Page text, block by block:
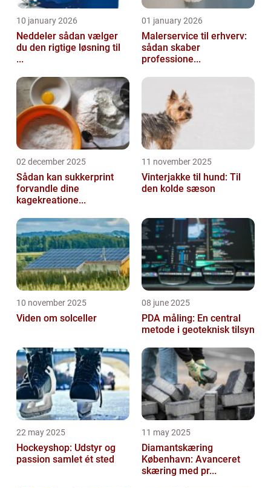
10 january 2026
Neddeler sådan vælger
du den rigtige løsning til
...
01 january 2026
Malerservice til erhverv:
sådan skaber
professione...
02 december 2025
Sådan kan sukkerprint
forvandle dine
kagekreatione...
11 november 2025
Vinterjakke til hund: Til
den kolde sæson
10 november 2025
Viden om solceller
08 june 2025
PDA måling: En central
metode i geoteknisk tilsyn
22 may 2025
Hockeyshop: Udstyr og
passion samlet ét sted
11 may 2025
Diamantskæring
København: Avanceret
skæring med pr...